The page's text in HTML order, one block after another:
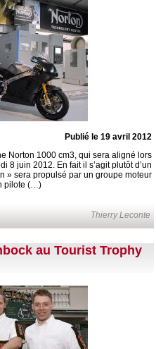
Publié le 19 avril 2012
Norton 1000 cm3, qui sera aligné lors
8 juin 2012. En fait il s’agit plutôt d’un
» sera propulsé par un groupe moteur
pilote (…)
Thierry Leconte
au Tourist Trophy